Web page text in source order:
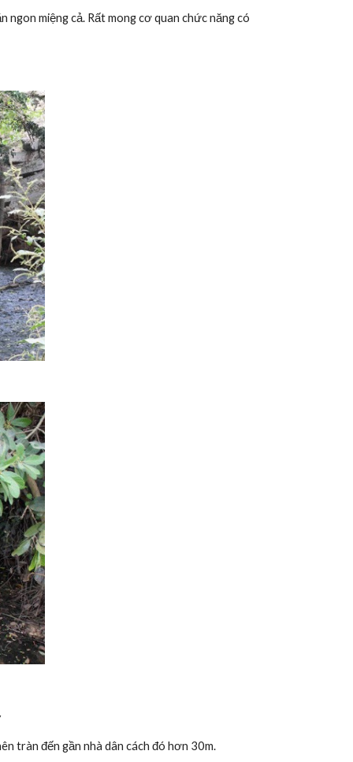
ngon miệng cả. Rất mong cơ quan chức năng có
tràn đến gần nhà dân cách đó hơn 30m.